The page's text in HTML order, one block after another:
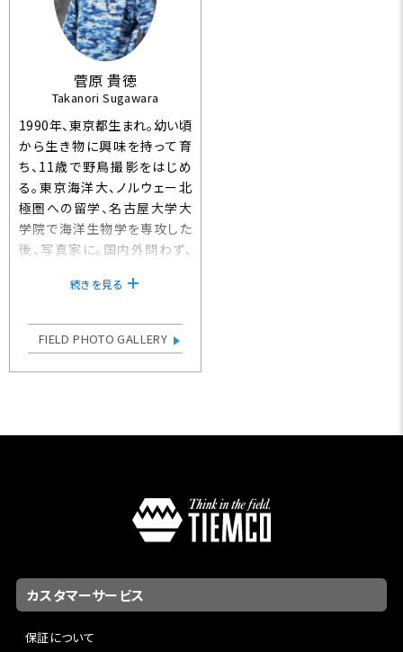
菅原 貴徳
Takanori Sugawara
1990年、東京都生まれ。幼い頃
から生き物に興味を持って育
ち、11歳で野鳥撮影をはじめ
る。東京海洋大、ノルウェー北
極圏への留学、名古屋大学大
学院で海洋生物学を専攻した
後、写真家に。国内外問わず、
ちの姿を追って旅をしている。
影入門 』（玄光社MOOK）。ほ
か、共著書に『鳴き声から調べ
る野鳥図鑑』『生き物の決定的
続きを見る
FIELD PHOTO GALLERY
カスタマーサービス
保証について